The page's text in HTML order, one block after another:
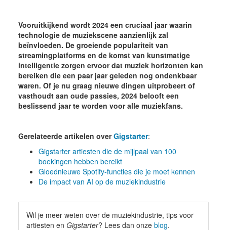
Vooruitkijkend wordt 2024 een cruciaal jaar waarin
technologie de muziekscene aanzienlijk zal
beïnvloeden. De groeiende populariteit van
streamingplatforms en de komst van kunstmatige
intelligentie zorgen ervoor dat muziek horizonten kan
bereiken die een paar jaar geleden nog ondenkbaar
waren. Of je nu graag nieuwe dingen uitprobeert of
vasthoudt aan oude passies, 2024 belooft een
beslissend jaar te worden voor alle muziekfans.
Gerelateerde artikelen overGigstarter:
Gigstarter artiesten die de mijlpaal van 100
boekingen hebben bereikt
Gloednieuwe Spotify-functies die je moet kennen
De impact van AI op de muziekindustrie
Wil je meer weten over de muziekindustrie, tips voor
artiesten en Gigstarter? Lees dan onze blog.